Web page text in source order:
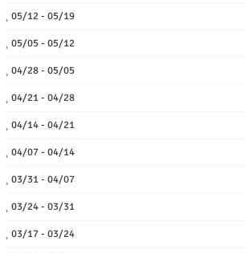
05/12 - 05/19
05/05 - 05/12
04/28 - 05/05
04/21 - 04/28
04/14 - 04/21
04/07 - 04/14
03/31 - 04/07
03/24 - 03/31
03/17 - 03/24